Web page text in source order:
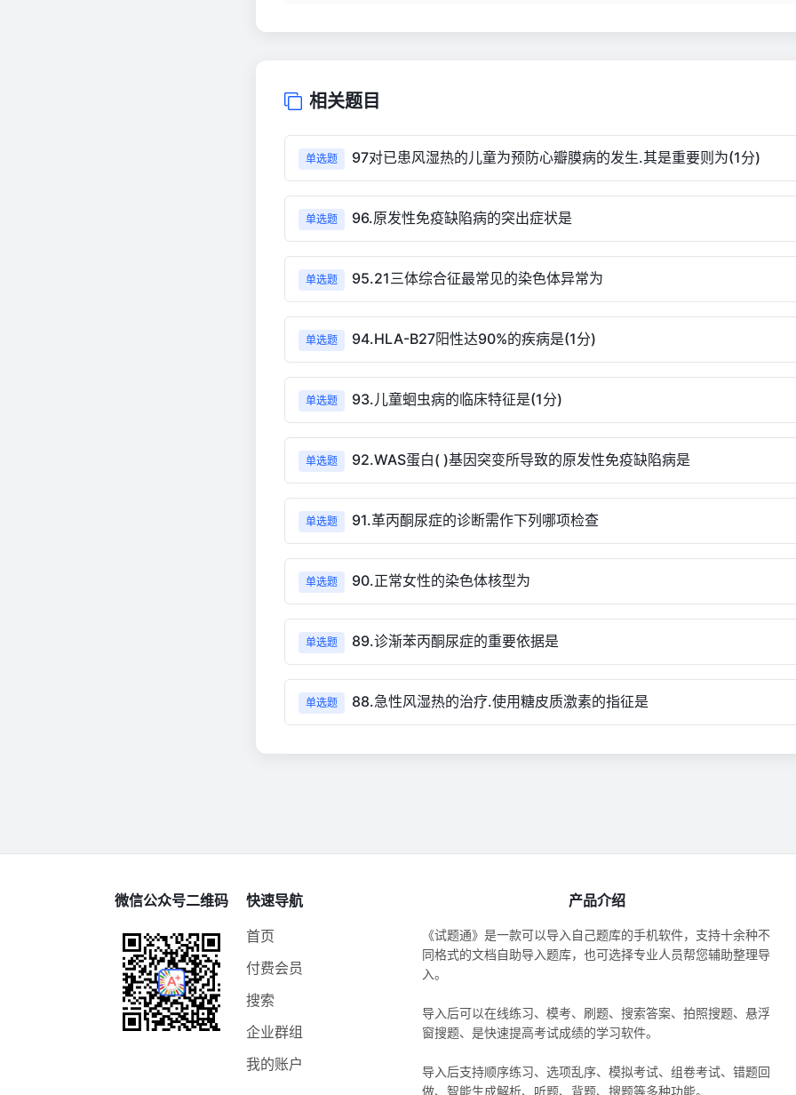
相关题目
单选题 97对已患风湿热的儿童为预防心瓣膜病的发生.其是重要则为(1分)
单选题 96.原发性免疫缺陷病的突出症状是
单选题 95.21三体综合征最常见的染色体异常为
单选题 94.HLA-B27阳性达90%的疾病是(1分)
单选题 93.儿童蛔虫病的临床特征是(1分)
单选题 92.WAS蛋白( )基因突变所导致的原发性免疫缺陷病是
单选题 91.革丙酮尿症的诊断需作下列哪项检查
单选题 90.正常女性的染色体核型为
单选题 89.诊渐苯丙酮尿症的重要依据是
单选题 88.急性风湿热的治疗.使用糖皮质激素的指征是
微信公众号二维码
快速导航
首页
付费会员
搜索
企业群组
我的账户
产品介绍
《试题通》是一款可以导入自己题库的手机软件，支持十余种不
同格式的文档自助导入题库，也可选择专业人员帮您辅助整理导
入。
导入后可以在线练习、模考、刷题、搜索答案、拍照搜题、悬浮
窗搜题、是快速提高考试成绩的学习软件。
导入后支持顺序练习、选项乱序、模拟考试、组卷考试、错题回
做、智能生成解析、听题、背题、搜题等多种功能。